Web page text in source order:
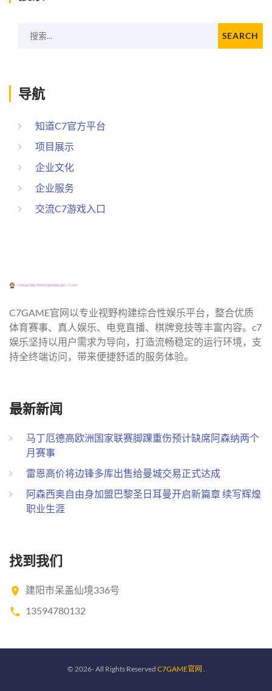
搜索... SEARCH
导航
知道C7官方平台
项目展示
企业文化
企业服务
交流C7游戏入口
C7GAME官网以专业视野构建综合性娱乐平台，整合优质
体育赛事、真人娱乐、电竞直播、棋牌竞技等丰富内容。c7
娱乐坚持以用户需求为导向，打造流畅稳定的运行环境，支
持全终端访问，带来便捷舒适的服务体验。
最新新闻
马丁厄德高欧洲国家联赛脚踝重伤预计缺席阿森纳两个
月赛事
雷恩高价将边锋多库出售给曼城交易正式达成
阿森西奥自由身加盟巴黎圣日耳曼开启新篇章 续写辉煌
职业生涯
找到我们
建阳市呆盖仙境336号
13594780132
© 2026- All Rights Reserved C7GAME官网 .